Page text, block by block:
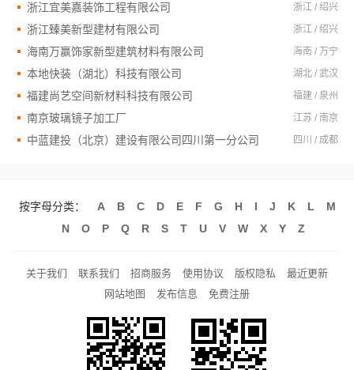
浙江宜美嘉装饰工程有限公司 浙江 / 绍兴
浙江臻美新型建材有限公司 浙江 / 绍兴
海南万赢饰家新型建筑材料有限公司 海南 / 万宁
本地快装（湖北）科技有限公司 湖北 / 武汉
福建尚艺空间新材料科技有限公司 福建 / 泉州
南京玻璃镜子加工厂 江苏 / 南京
中蓝建投（北京）建设有限公司四川第一分公司 四川 / 成都
按字母分类： A B C D E F G H I J K L
M
N
O P Q R S T U V W X Y Z
关于我们 联系我们 招商服务 使用协议 版权隐私
最近更新
网站地图
发布信息 免费注册